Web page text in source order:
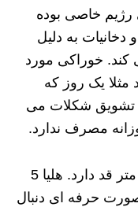
رژیم خاصی بوده
به دلیل
کند. خوراکی مورد
یک روز که
تشویق شکلات می
مصرف ندارد.
هلیا 55 کیلوگرم وزن و 165 سانتی متر قد دارد. هلیا 5
حرفه ای دنبال